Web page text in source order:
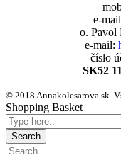
e-
o. Pavol
e-mail:
číslo
SK52
© 2018 Annakolesarova.sk.
Shopping Basket